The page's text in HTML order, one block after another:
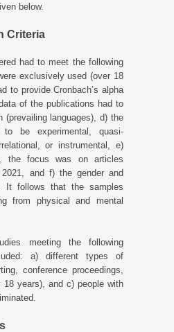
below.
Criteria
had to meet the following
exclusively used (over 18
to provide Cronbach’s alpha
of the publications had to
(prevailing languages), d) the
be experimental, quasi-
or instrumental, e)
the focus was on articles
and f) the gender and
It follows that the samples
from physical and mental
meeting the following
a) different types of
conference proceedings,
years), and c) people with